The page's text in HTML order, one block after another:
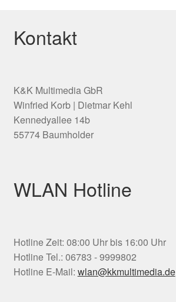
Kontakt
K&K Multimedia GbR
Winfried Korb | Dietmar Kehl
Kennedyallee 14b
55774 Baumholder
WLAN Hotline
Hotline Zeit: 08:00 Uhr bis 16:00 Uhr
Hotline Tel.: 06783 - 9999802
Hotline E-Mail: wlan@kkmultimedia.de